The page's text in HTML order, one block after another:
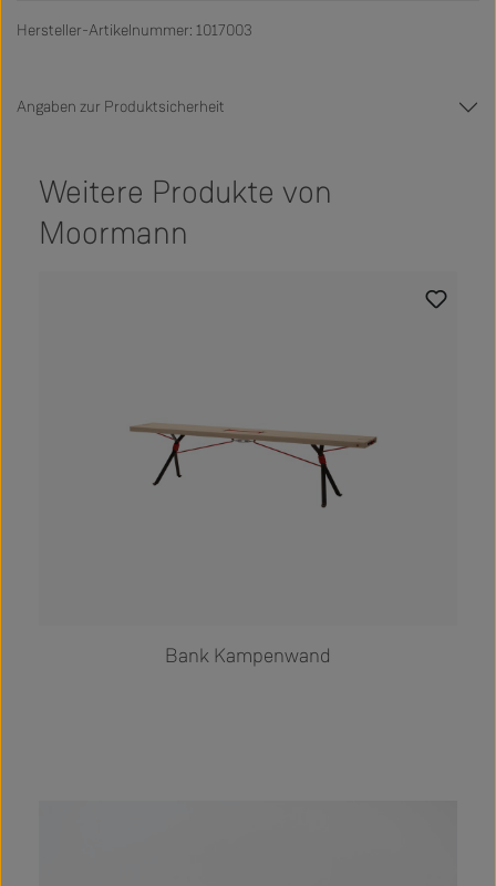
Hersteller-Artikelnummer: 1017003
Angaben zur Produktsicherheit
Weitere Produkte von
Moormann
Bank Kampenwand